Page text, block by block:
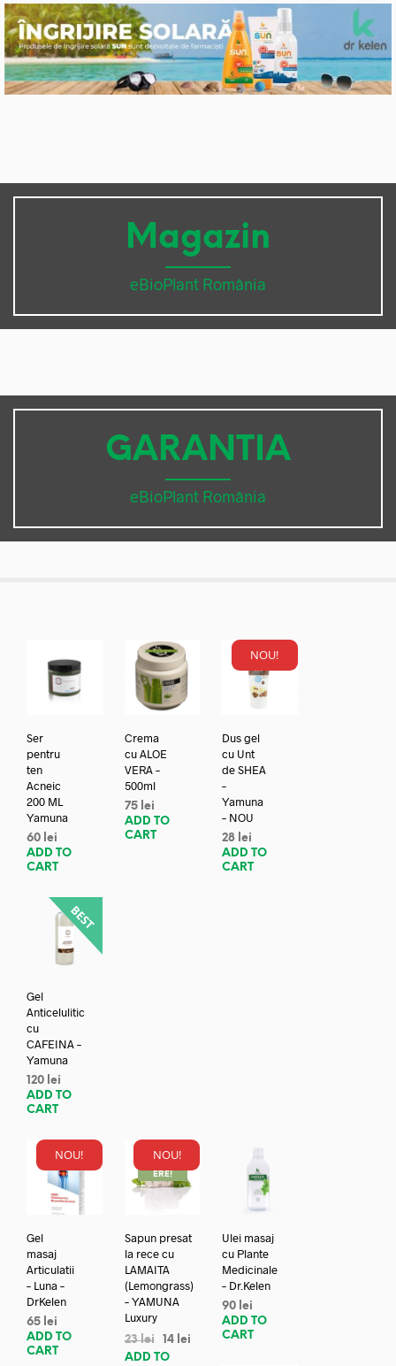
Magazin
eBioPlant România
GARANTIA
eBioPlant România
Ser
pentru
ten
Acneic
200 ML
Yamuna
60 lei
ADD TO
CART
Crema
cu ALOE
VERA –
500ml
75 lei
ADD TO
CART
NOU!
Dus gel
cu Unt
de SHEA
–
Yamuna
– NOU
28 lei
ADD TO
CART
Gel
Anticelulitic
cu
CAFEINA –
Yamuna
120 lei
ADD TO
CART
NOU!
Gel
masaj
Articulatii
– Luna –
DrKelen
65 lei
ADD TO
CART
NOU!
REDUC
ERE!
Sapun presat
la rece cu
LAMAITA
(Lemongrass)
– YAMUNA
Luxury
23lei 14 lei
ADD TO
Ulei masaj
cu Plante
Medicinale
– Dr.Kelen
90 lei
ADD TO
CART